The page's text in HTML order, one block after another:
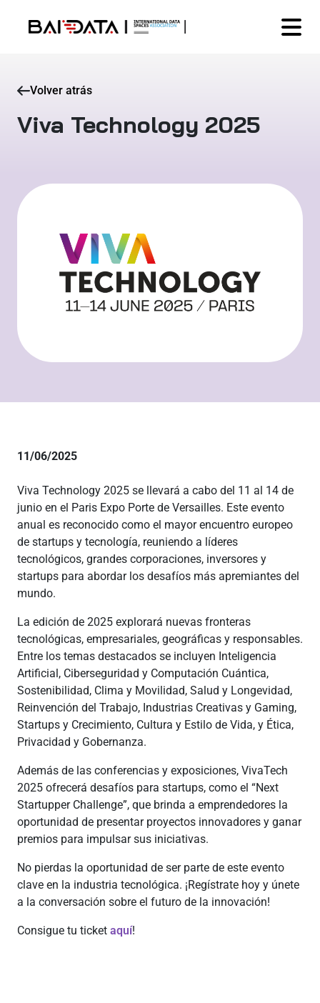
Volver atrás
Viva Technology 2025
11/06/2025
Viva Technology 2025 se llevará a cabo del 11 al 14 de
junio en el Paris Expo Porte de Versailles. Este evento
anual es reconocido como el mayor encuentro europeo
de startups y tecnología, reuniendo a líderes
tecnológicos, grandes corporaciones, inversores y
startups para abordar los desafíos más apremiantes del
mundo.
La edición de 2025 explorará nuevas fronteras
tecnológicas, empresariales, geográficas y responsables.
Entre los temas destacados se incluyen Inteligencia
Artificial, Ciberseguridad y Computación Cuántica,
Sostenibilidad, Clima y Movilidad, Salud y Longevidad,
Reinvención del Trabajo, Industrias Creativas y Gaming,
Startups y Crecimiento, Cultura y Estilo de Vida, y Ética,
Privacidad y Gobernanza.
Además de las conferencias y exposiciones, VivaTech
2025 ofrecerá desafíos para startups, como el “Next
Startupper Challenge”, que brinda a emprendedores la
oportunidad de presentar proyectos innovadores y ganar
premios para impulsar sus iniciativas.
No pierdas la oportunidad de ser parte de este evento
clave en la industria tecnológica. ¡Regístrate hoy y únete
a la conversación sobre el futuro de la innovación!
Consigue tu ticket aquí!